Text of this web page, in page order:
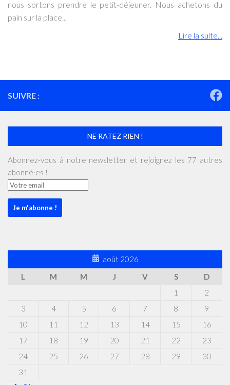
nous sortons prendre le petit-déjeuner. Nous achetons du
pain sur la place...
Lire la suite...
SUIVRE :
NE RATEZ RIEN !
Abonnez-vous à notre newsletter et rejoignez les 77 autres
abonné·es !
août 2026
L
M M J V S
D
1
2
3
4 5 6 7 8
9
10
11 12 13 14 15
16
17
18 19 20 21 22
23
24
25 26 27 28 29
30
31